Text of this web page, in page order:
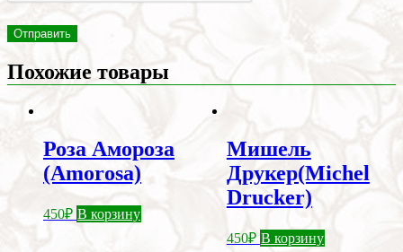
Похожие товары
Роза Амороза
(Amorosa)
450₽ В корзину
Мишель
Друкер(Michel
Drucker)
450₽ В корзину